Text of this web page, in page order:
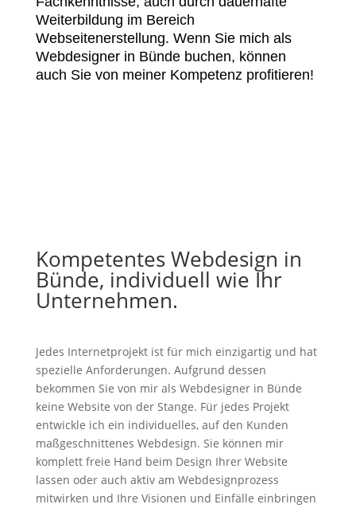
Weiterbildung im Bereich
Webseitenerstellung. Wenn Sie mich als
Webdesigner in Bünde buchen, können
auch Sie von meiner Kompetenz profitieren!
Kompetentes Webdesign in
Bünde, individuell wie Ihr
Unternehmen.
Jedes Internetprojekt ist für mich einzigartig und hat
spezielle Anforderungen. Aufgrund dessen
bekommen Sie von mir als Webdesigner in Bünde
keine Website von der Stange. Für jedes Projekt
entwickle ich ein individuelles, auf den Kunden
maßgeschnittenes Webdesign. Sie können mir
komplett freie Hand beim Design Ihrer Website
lassen oder auch aktiv am Webdesignprozess
mitwirken und Ihre Visionen und Einfälle einbringen